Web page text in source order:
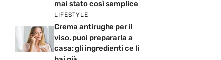
mai stato così semplice
LIFESTYLE
Crema antirughe per il
viso, puoi prepararla a
casa: gli ingredienti ce li